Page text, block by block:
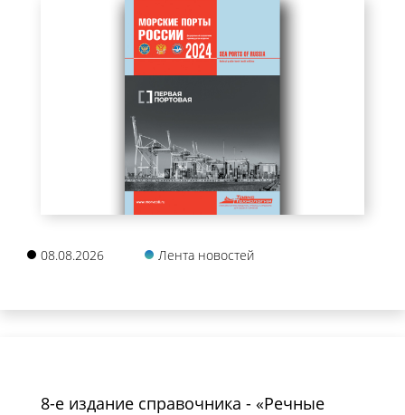
08.08.2026 Лента новостей
8-е издание справочника - «Речные